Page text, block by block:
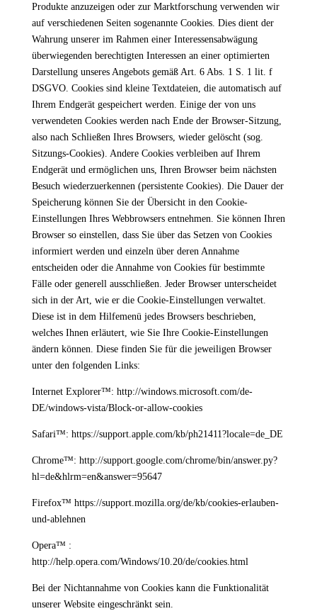
Produkte anzuzeigen oder zur Marktforschung verwenden wir
auf verschiedenen Seiten sogenannte Cookies. Dies dient der
Wahrung unserer im Rahmen einer Interessensabwägung
überwiegenden berechtigten Interessen an einer optimierten
Darstellung unseres Angebots gemäß Art. 6 Abs. 1 S. 1 lit. f
DSGVO. Cookies sind kleine Textdateien, die automatisch auf
Ihrem Endgerät gespeichert werden. Einige der von uns
verwendeten Cookies werden nach Ende der Browser-Sitzung,
also nach Schließen Ihres Browsers, wieder gelöscht (sog.
Sitzungs-Cookies). Andere Cookies verbleiben auf Ihrem
Endgerät und ermöglichen uns, Ihren Browser beim nächsten
Besuch wiederzuerkennen (persistente Cookies). Die Dauer der
Speicherung können Sie der Übersicht in den Cookie-
Einstellungen Ihres Webbrowsers entnehmen. Sie können Ihren
Browser so einstellen, dass Sie über das Setzen von Cookies
informiert werden und einzeln über deren Annahme
entscheiden oder die Annahme von Cookies für bestimmte
Fälle oder generell ausschließen. Jeder Browser unterscheidet
sich in der Art, wie er die Cookie-Einstellungen verwaltet.
Diese ist in dem Hilfemenü jedes Browsers beschrieben,
welches Ihnen erläutert, wie Sie Ihre Cookie-Einstellungen
ändern können. Diese finden Sie für die jeweiligen Browser
unter den folgenden Links:
Internet Explorer™: http://windows.microsoft.com/de-
DE/windows-vista/Block-or-allow-cookies
Safari™: https://support.apple.com/kb/ph21411?locale=de_DE
Chrome™: http://support.google.com/chrome/bin/answer.py?
hl=de&hlrm=en&answer=95647
Firefox™ https://support.mozilla.org/de/kb/cookies-erlauben-
und-ablehnen
Opera™ :
http://help.opera.com/Windows/10.20/de/cookies.html
Bei der Nichtannahme von Cookies kann die Funktionalität
unserer Website eingeschränkt sein.